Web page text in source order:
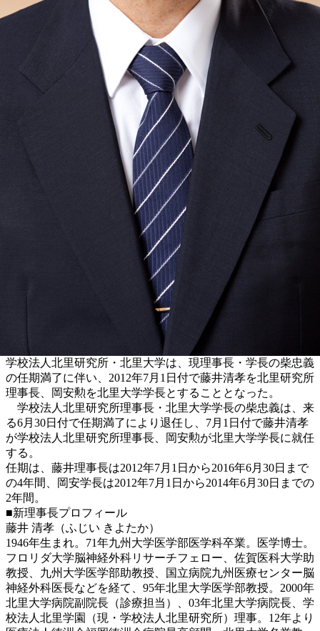
学校法人北里研究所・北里大学は、現理事長・学長の柴忠義
の任期満了に伴い、2012年7月1日付で藤井清孝を北里研究所
理事長、岡安勲を北里大学学長とすることとなった。
学校法人北里研究所理事長・北里大学学長の柴忠義は、来
る6月30日付で任期満了により退任し、7月1日付で藤井清孝
が学校法人北里研究所理事長、岡安勲が北里大学学長に就任
する。
任期は、藤井理事長は2012年7月1日から2016年6月30日まで
の4年間、岡安学長は2012年7月1日から2014年6月30日までの
2年間。
■新理事長プロフィール
藤井 清孝（ふじい きよたか）
1946年生まれ。71年九州大学医学部医学科卒業。医学博士。
フロリダ大学脳神経外科リサーチフェロー、佐賀医科大学助
教授、九州大学医学部助教授、国立病院九州医療センター脳
神経外科医長などを経て、95年北里大学医学部教授。2000年
北里大学病院副院長（診療担当）、03年北里大学病院長、学
校法人北里学園（現・学校法人北里研究所）理事。12年より